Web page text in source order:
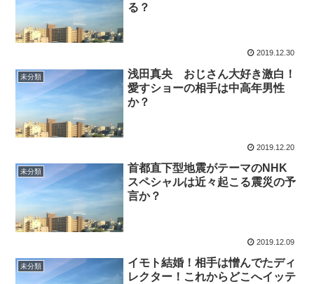
る？
2019.12.30
未分類
浅田真央 おじさん大好き激白！
愛すショーの相手は中高年男性
か？
2019.12.20
未分類
首都直下型地震がテーマのNHK
スペシャルは近々起こる震災の予
言か？
2019.12.09
未分類
イモト結婚！相手は憎んでたディ
レクター！これからどこへイッテ